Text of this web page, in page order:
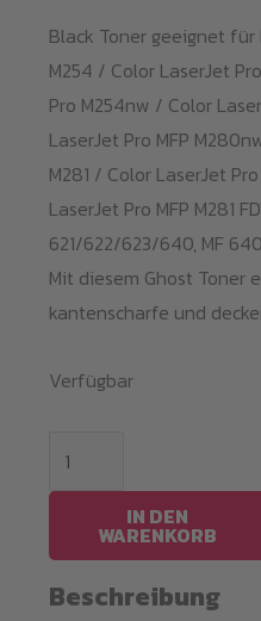
Black Toner geeignet für
M254 / Color LaserJet
Pro M254nw / Color
LaserJet Pro MFP
M281 / Color LaserJet
LaserJet Pro MFP M281
621/622/623/640, MF
Mit diesem Ghost Toner
kantenscharfe und
Verfügbar
/
(CF500/CF540/054
IN DEN
WARENKORB
Beschreibung